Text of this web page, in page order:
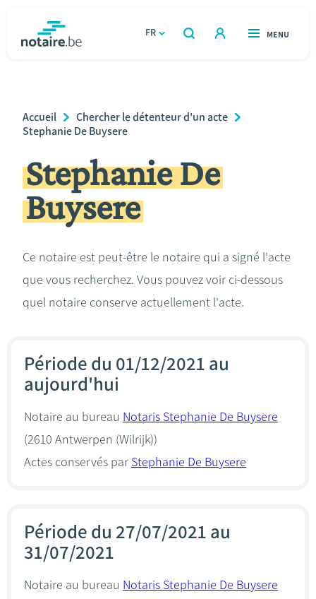
FR
OUVERT
RECHERCHER
OUVERT
MENU
Relations et vivre ensemble
Héritage et donations
Entreprendre
Calculateurs
Breadcrumb
Accueil
Chercher le détenteur d'un acte
Stephanie De Buysere
Stephanie De
Buysere
Ce notaire est peut-être le notaire qui a signé l'acte
que vous recherchez. Vous pouvez voir ci-dessous
quel notaire conserve actuellement l'acte.
Période du 01/12/2021 au
aujourd'hui
Notaire au bureau Notaris Stephanie De Buysere
(2610 Antwerpen (Wilrijk))
Actes conservés par Stephanie De Buysere
Période du 27/07/2021 au
31/07/2021
Notaire au bureau Notaris Stephanie De Buysere